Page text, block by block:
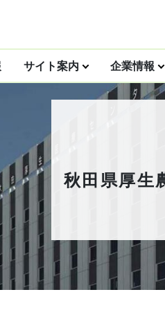
サイト案内 企業情報
秋田県厚生